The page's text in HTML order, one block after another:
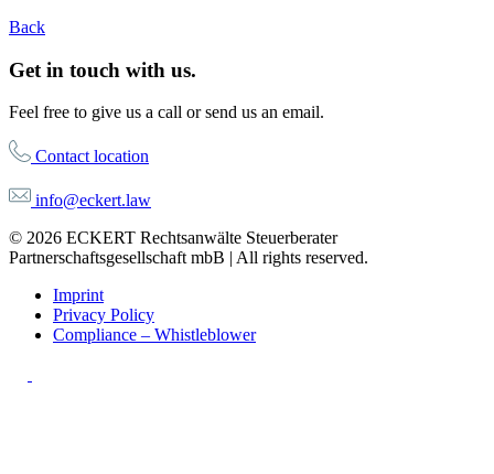
Back
Get in touch with us.
Feel free to give us a call or send us an email.
Contact location
info@eckert.law
© 2026 ECKERT Rechtsanwälte Steuerberater
Partnerschaftsgesellschaft mbB | All rights reserved.
Imprint
Privacy Policy
Compliance – Whistleblower